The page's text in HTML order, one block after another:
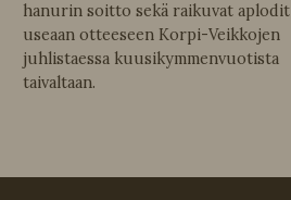
hanurin soitto sekä raikuvat aplodit
useaan otteeseen Korpi-Veikkojen
juhlistaessa kuusikymmenvuotista
taivaltaan.